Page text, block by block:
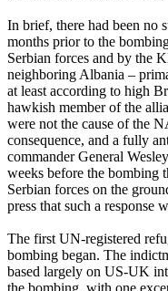
In brief, there had been no
months prior to the
Serbian forces and by the
neighboring Albania –
at least according to high
hawkish member of the
were not the cause of the
consequence, and a fully
commander General
weeks before the bombing
Serbian forces on the
press that such a response
The first UN-registered
bombing began. The
based largely on US-UK
the bombing, with one